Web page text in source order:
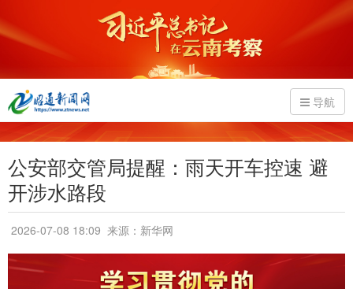
导航
公安部交管局提醒：雨天开车控速 避
开涉水路段
2026-07-08 18:09 来源：新华网